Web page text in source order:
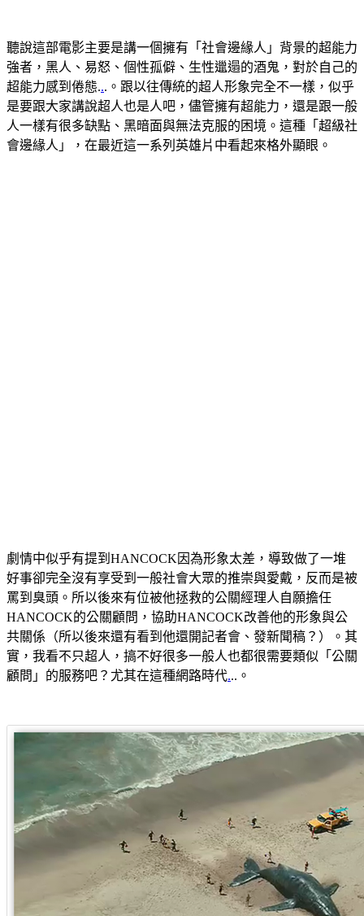
聽說這部電影主要是講一個擁有「社會邊緣人」背景的超能力
強者，黑人、易怒、個性孤僻、生性邋遢的酒鬼，對於自己的
超能力感到倦態...。跟以往傳統的超人形象完全不一樣，似乎
是要跟大家講說超人也是人吧，儘管擁有超能力，還是跟一般
人一樣有很多缺點、黑暗面與無法克服的困境。這種「超級社
會邊緣人」，在最近這一系列英雄片中看起來格外顯眼。
劇情中似乎有提到HANCOCK因為形象太差，導致做了一堆
好事卻完全沒有享受到一般社會大眾的推崇與愛戴，反而是被
罵到臭頭。所以後來有位被他拯救的公關經理人自願擔任
HANCOCK的公關顧問，協助HANCOCK改善他的形象與公
共關係（所以後來還有看到他還開記者會、發新聞稿？）。其
實，我看不只超人，搞不好很多一般人也都很需要類似「公關
顧問」的服務吧？尤其在這種網路時代...。